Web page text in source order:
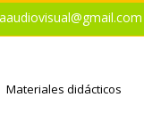
Materiales didácticos